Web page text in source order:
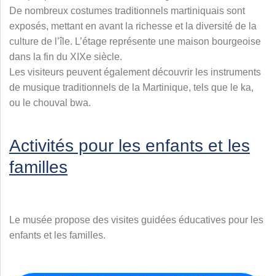
De nombreux costumes traditionnels martiniquais sont
exposés, mettant en avant la richesse et la diversité de la
culture de l’île. L’étage représente une maison bourgeoise
dans la fin du XIXe siècle.
Les visiteurs peuvent également découvrir les instruments
de musique traditionnels de la Martinique, tels que le ka,
ou le chouval bwa.
Activités pour les enfants et les
familles
Le musée propose des visites guidées éducatives pour les
enfants et les familles.